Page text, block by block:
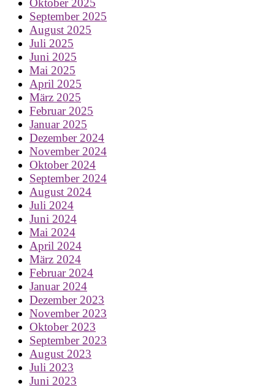
Oktober 2025
September 2025
August 2025
Juli 2025
Juni 2025
Mai 2025
April 2025
März 2025
Februar 2025
Januar 2025
Dezember 2024
November 2024
Oktober 2024
September 2024
August 2024
Juli 2024
Juni 2024
Mai 2024
April 2024
März 2024
Februar 2024
Januar 2024
Dezember 2023
November 2023
Oktober 2023
September 2023
August 2023
Juli 2023
Juni 2023